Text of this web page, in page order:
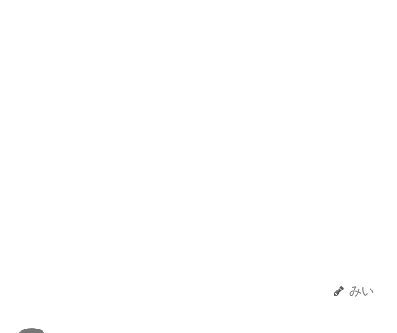
みい